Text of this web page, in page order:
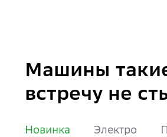
Машины
встречу не
Новинка Электро